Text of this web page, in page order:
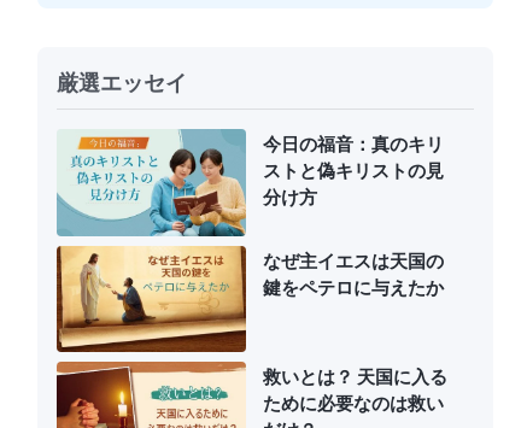
厳選エッセイ
今日の福音：真のキリ
ストと偽キリストの見
分け方
なぜ主イエスは天国の
鍵をペテロに与えたか
救いとは？ 天国に入る
ために必要なのは救い